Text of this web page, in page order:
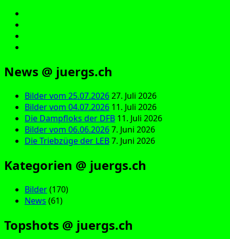
News @ juergs.ch
Bilder vom 25.07.202627. Juli 2026
Bilder vom 04.07.2026 11. Juli 2026
Die Dampfloks der DFB 11. Juli 2026
Bilder vom 06.06.20267. Juni 2026
Die Triebzüge der LEB7. Juni 2026
Kategorien @ juergs.ch
Bilder(170)
News (61)
Topshots @ juergs.ch